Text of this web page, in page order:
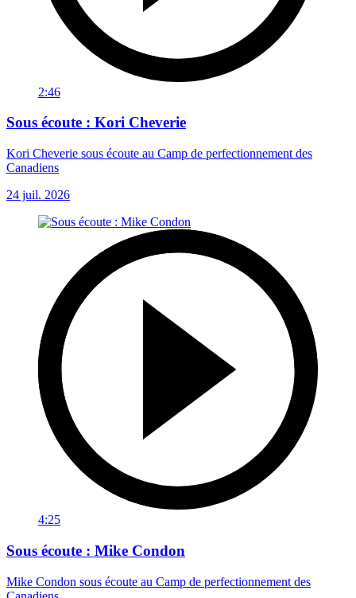
2:46
Sous écoute : Kori Cheverie
Kori Cheverie sous écoute au Camp de perfectionnement des
Canadiens
24 juil. 2026
4:25
Sous écoute : Mike Condon
Mike Condon sous écoute au Camp de perfectionnement des